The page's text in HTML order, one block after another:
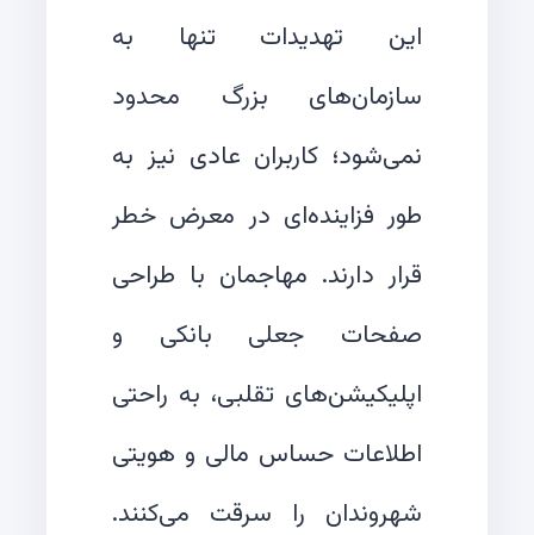
این تهدیدات تنها به
سازمان‌های بزرگ محدود
نمی‌شود؛ کاربران عادی نیز به
طور فزاینده‌ای در معرض خطر
قرار دارند. مهاجمان با طراحی
صفحات جعلی بانکی و
اپلیکیشن‌های تقلبی، به راحتی
اطلاعات حساس مالی و هویتی
شهروندان را سرقت می‌کنند.